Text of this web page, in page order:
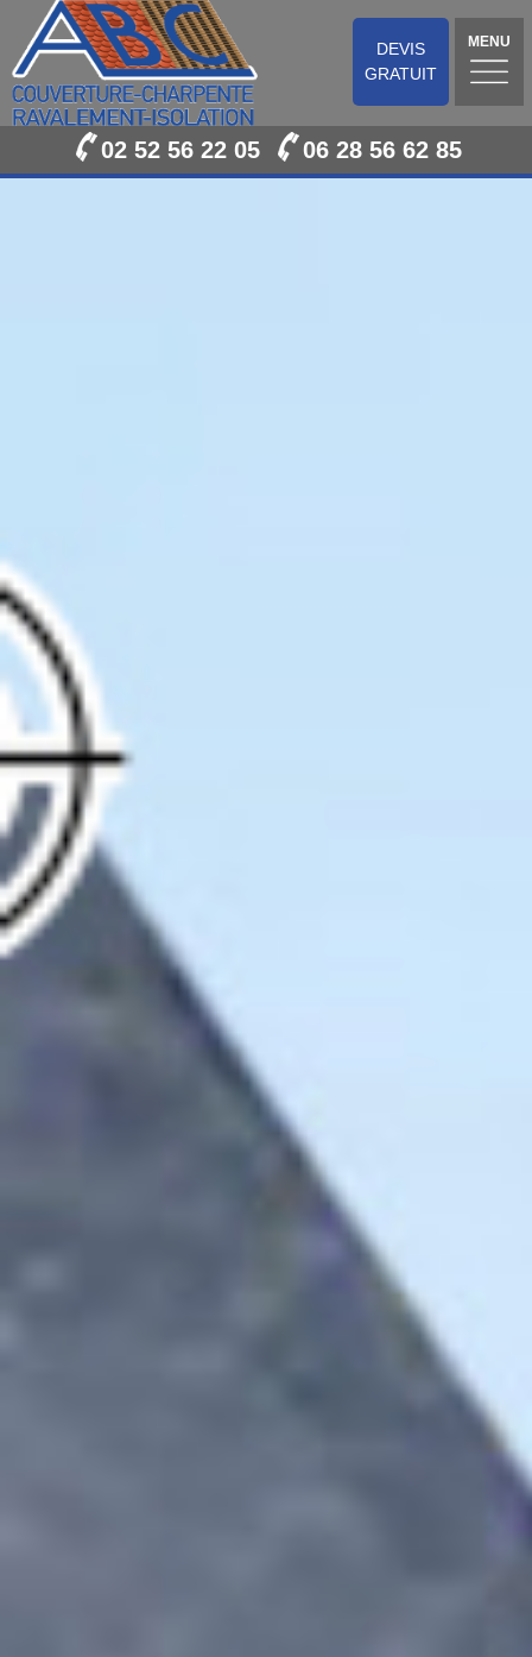
DEVIS
GRATUIT
MENU
02 52 56 22 05 06 28 56 62 85